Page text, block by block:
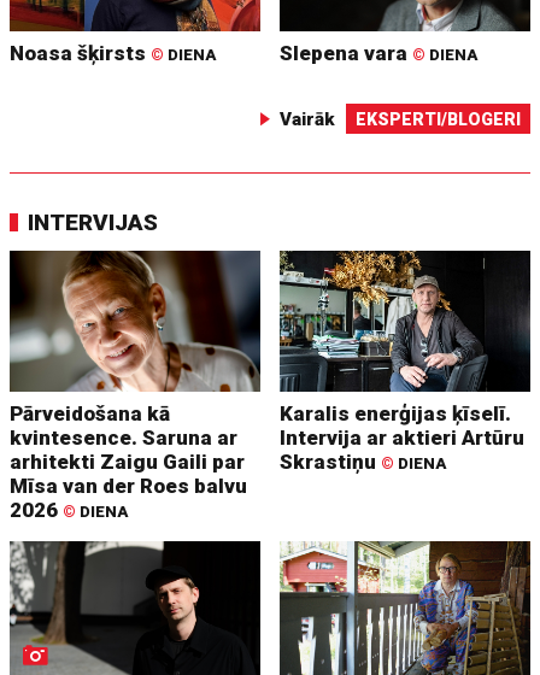
Noasa šķirsts © DIENA Slepena vara © DIENA
Vairāk EKSPERTI/BLOGERI
INTERVIJAS
Pārveidošana kā
kvintesence. Saruna ar
arhitekti Zaigu Gaili par
Mīsa van der Roes balvu
2026 © DIENA
Karalis enerģijas ķīselī.
Intervija ar aktieri Artūru
Skrastiņu © DIENA